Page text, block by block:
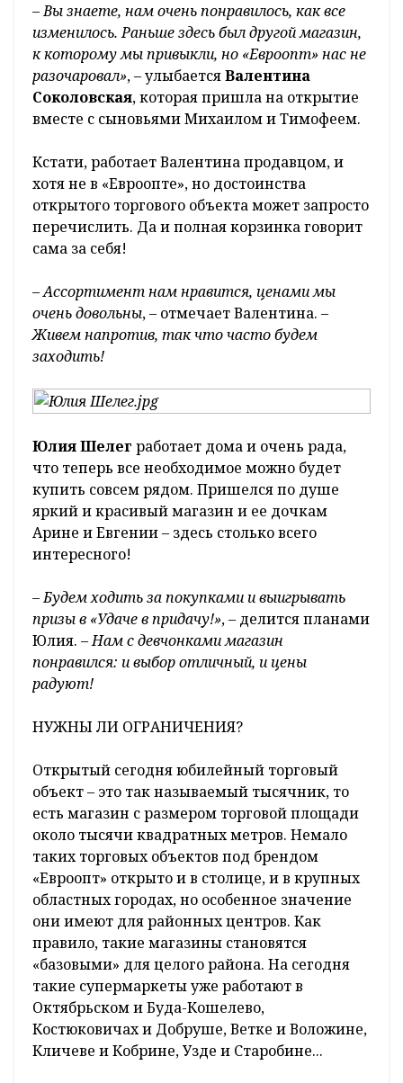
– Вы знаете, нам очень понравилось, как все
изменилось. Раньше здесь был другой магазин,
к которому мы привыкли, но «Евроопт» нас не
разочаровал», – улыбаетсяВалентина
Соколовская, которая пришла на открытие
вместе с сыновьями Михаилом и Тимофеем.
Кстати, работает Валентина продавцом, и
хотя не в «Евроопте», но достоинства
открытого торгового объекта может запросто
перечислить. Да и полная корзинка говорит
сама за себя!
–Ассортимент нам нравится, ценами мы
очень довольны, – отмечает Валентина. –
Живем напротив, так что часто будем
заходить!
Юлия Шелег работает дома и очень рада,
что теперь все необходимое можно будет
купить совсем рядом. Пришелся по душе
яркий и красивый магазин и ее дочкам
Арине и Евгении – здесь столько всего
интересного!
–Будем ходить за покупками и выигрывать
призы в «Удаче в придачу!», – делится планами
Юлия. –Нам с девчонками магазин
понравился: и выбор отличный, и цены
радуют!
НУЖНЫ ЛИ ОГРАНИЧЕНИЯ?
Открытый сегодня юбилейный торговый
объект – это так называемый тысячник, то
есть магазин с размером торговой площади
около тысячи квадратных метров. Немало
таких торговых объектов под брендом
«Евроопт» открыто и в столице, и в крупных
областных городах, но особенное значение
они имеют для районных центров. Как
правило, такие магазины становятся
«базовыми» для целого района. На сегодня
такие супермаркеты уже работают в
Октябрьском и Буда-Кошелево,
Костюковичах и Добруше, Ветке и Воложине,
Кличеве и Кобрине, Узде и Старобине...